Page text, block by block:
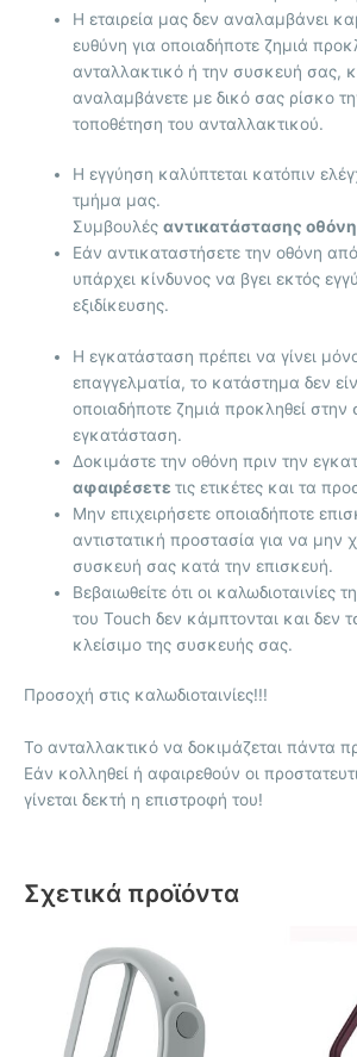
Η εταιρεία μας δεν αναλαμβάνει
ευθύνη για οποιαδήποτε ζημιά
ανταλλακτικό ή την συσκευή σας,
αναλαμβάνετε με δικό σας ρίσκο
τοποθέτηση του ανταλλακτικού.
Η εγγύηση καλύπτεται κατόπιν
τμήμα μας.
Συμβουλέςαντικατάστασης
Εάν αντικαταστήσετε την οθόνη
υπάρχει κίνδυνος να βγει εκτός
εξιδίκευσης.
Η εγκατάσταση πρέπει να γίνει
επαγγελματία, το κατάστημα δεν
οποιαδήποτε ζημιά προκληθεί
εγκατάσταση.
Δοκιμάστε την οθόνη πριν την
αφαιρέσετετις ετικέτες και τα
Μην επιχειρήσετε οποιαδήποτε
αντιστατική προστασία για να μην
συσκευή σας κατά την επισκευή.
Βεβαιωθείτε ότι οι καλωδιοταινίες
του Touch δεν κάμπτονται και δεν
κλείσιμο της συσκευής σας.
Προσοχή στις καλωδιοταινίες!!!
Το ανταλλακτικό να δοκιμάζεται πάντα
Εάν κολληθεί ή αφαιρεθούν οι
γίνεται δεκτή η επιστροφή του!
Σχετικά προϊόντα